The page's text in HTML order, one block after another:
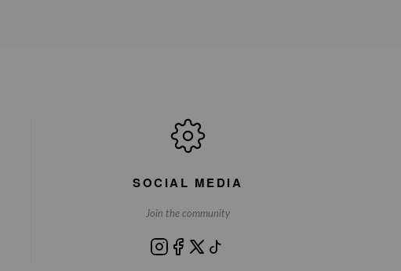
SOCIAL MEDIA
Join the community